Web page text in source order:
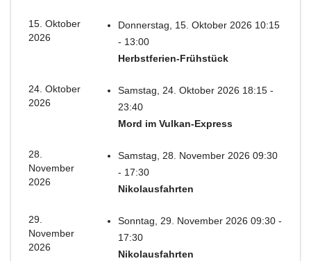
15. Oktober
2026
Donnerstag, 15. Oktober 2026 10:15
- 13:00
Herbstferien-Frühstück
24. Oktober
2026
Samstag, 24. Oktober 2026 18:15 -
23:40
Mord im Vulkan-Express
28.
November
2026
Samstag, 28. November 2026 09:30
- 17:30
Nikolausfahrten
29.
November
2026
Sonntag, 29. November 2026 09:30 -
17:30
Nikolausfahrten